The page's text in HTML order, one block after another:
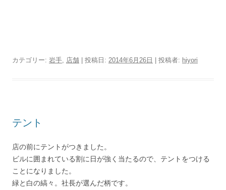
カテゴリー: 岩手, 店舗 | 投稿日: 2014年6月26日 投稿者: hiyori
テント
店の前にテントがつきました。
ビルに囲まれている割に日が強く当たるので、テントをつける
ことになりました。
緑と白の縞々。社長が選んだ柄です。